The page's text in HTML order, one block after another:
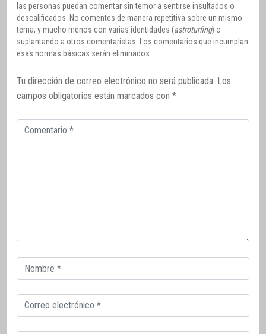
las personas puedan comentar sin temor a sentirse insultados o
descalificados. No comentes de manera repetitiva sobre un mismo
tema, y mucho menos con varias identidades (astroturfing) o
suplantando a otros comentaristas. Los comentarios que incumplan
esas normas básicas serán eliminados.
Tu dirección de correo electrónico no será publicada. Los
campos obligatorios están marcados con *
Comentario
Correo
electrónico
Correo
electrónico